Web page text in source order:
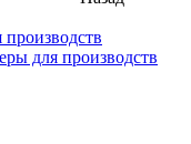
для производств